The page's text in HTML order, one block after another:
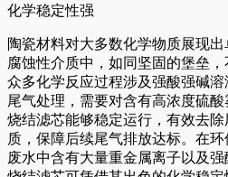
化学稳定性强
陶瓷材料对大多数化学物质展现
腐蚀性介质中，如同坚固的堡垒
众多化学反应过程涉及强酸强碱
尾气处理，需要对含有高浓度硫
烧结滤芯能够稳定运行，有效去
质，保障后续尾气排放达标。在
废水中含有大量重金属离子以及